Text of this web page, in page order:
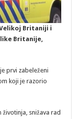
Britaniji i
Britanije,
prvi zabeleženi
koji je razorio
životinja, snižava rad